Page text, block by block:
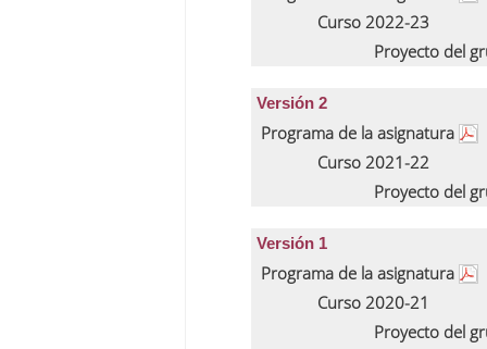
Curso 2022-23
Proyecto del
Versión 2
Programa de la asignatura
Curso 2021-22
Proyecto del
Versión 1
Programa de la asignatura
Curso 2020-21
Proyecto del